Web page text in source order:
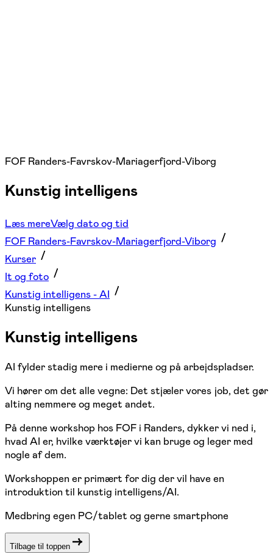
FOF Randers-Favrskov-Mariagerfjord-Viborg
Kunstig intelligens
Læs mereVælg dato og tid
FOF Randers-Favrskov-Mariagerfjord-Viborg
Kurser
It og foto
Kunstig intelligens - AI
Kunstig intelligens
Kunstig intelligens
AI fylder stadig mere i medierne og på arbejdspladser.
Vi hører om det alle vegne: Det stjæler vores job, det gør
alting nemmere og meget andet.
På denne workshop hos FOF i Randers, dykker vi ned i,
hvad AI er, hvilke værktøjer vi kan bruge og leger med
nogle af dem.
Workshoppen er primært for dig der vil have en
introduktion til kunstig intelligens/AI.
Medbring egen PC/tablet og gerne smartphone
Tilbage til toppen